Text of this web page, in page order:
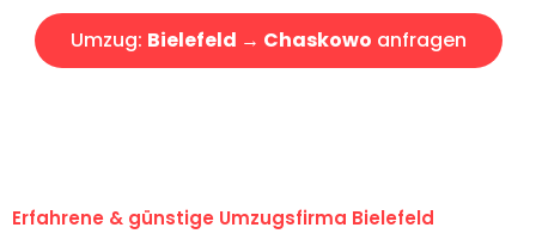
Umzug: Bielefeld → Chaskowo anfragen
Erfahrene & günstige Umzugsfirma Bielefeld